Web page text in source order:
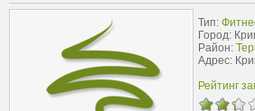
Тип:
Город:
Район:
Адрес:
Рейтинг